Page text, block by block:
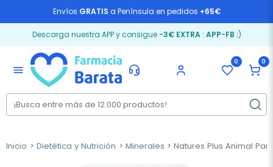
Envíos GRATIS a Península en pedidos +65€
Descarga nuestra APP y consigue -3€ EXTRA: APP-FB ;)
menu
0 0
Inicio Dietética y Nutrición Minerales Natures Plus Animal